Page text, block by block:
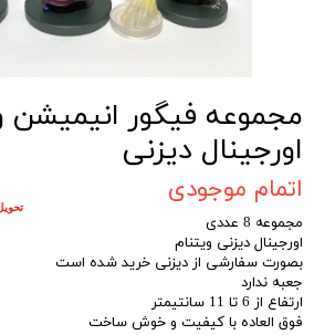
مجموعه فیگور
اورجینال دیزنی
اتمام موجودی
مجموعه 8 عددی
اورجینال دیزنی ویتنام
بصورت سفارشی از دیزنی خرید شده است
جعبه ندارد
ارتفاع از 6 تا 11 سانتیمتر
فوق العاده با کیفیت و خوش ساخت
تحویل